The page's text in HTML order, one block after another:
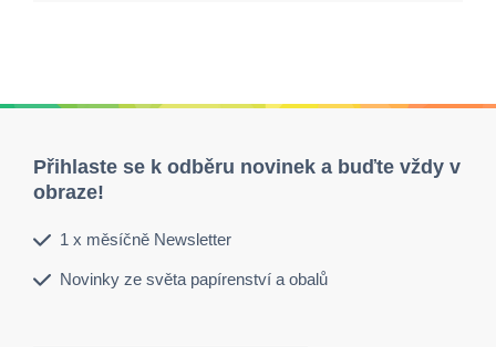
Přihlaste se k odběru novinek a buďte vždy v
obraze!
1 x měsíčně Newsletter
Novinky ze světa papírenství a obalů